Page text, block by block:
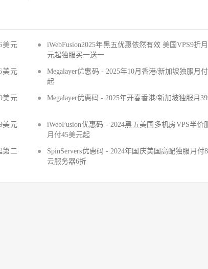
美元
iWebFusion2025年黑五优惠依然有效 美国VPS9折
元起独服买一送一
美元
Megalayer优惠码 - 2025年10月香港/新加坡独服月
起
美元
Megalayer优惠码 - 2025年开春香港/新加坡独服月
美元
iWebFusion优惠码 - 2024黑五美国多机房VPS半价
月付45美元起
第二
SpinServers优惠码 - 2024年国庆美国高配独服月付
云服务器6折